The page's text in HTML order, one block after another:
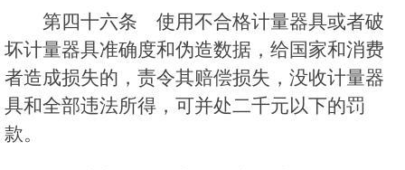
第四十六条 使用不合格计量器具或者破
坏计量器具准确度和伪造数据，给国家和消费
者造成损失的，责令其赔偿损失，没收计量器
具和全部违法所得，可并处二千元以下的罚
款。